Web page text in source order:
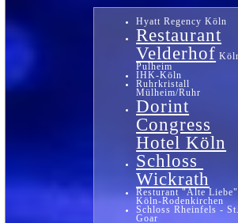
Hyatt Regency Köln
Restaurant
Velderhof
Pulheim
IHK-Köln
Ruhrkristall
Mülheim/Ruhr
Dorint
Congress
Hotel Köln
Schloss
Wickrath
Resturant "Alte Liebe"
Köln-Rodenkirchen
Schloss Rheinfels - St.
Goar